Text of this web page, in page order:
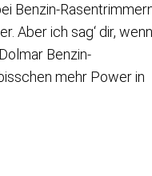
Benzin-
Aber ich sag‘ dir, wenn
Benzin-
mehr Power in